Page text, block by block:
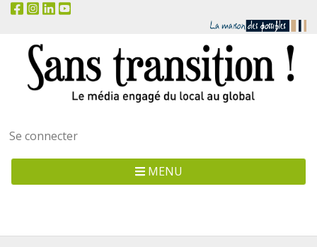
Menu
utilisateur
Se connecter
MENU